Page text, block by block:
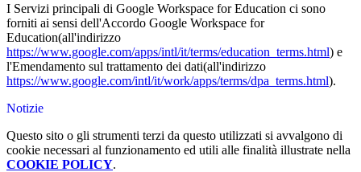
I Servizi principali di Google Workspace for Education ci sono
forniti ai sensi dell'Accordo Google Workspace for
Education(all'indirizzo
https://www.google.com/apps/intl/it/terms/education_terms.html) e
l'Emendamento sul trattamento dei dati(all'indirizzo
https://www.google.com/intl/it/work/apps/terms/dpa_terms.html).
Notizie
Questo sito o gli strumenti terzi da questo utilizzati si avvalgono di
cookie necessari al funzionamento ed utili alle finalità illustrate nella
COOKIE POLICY.